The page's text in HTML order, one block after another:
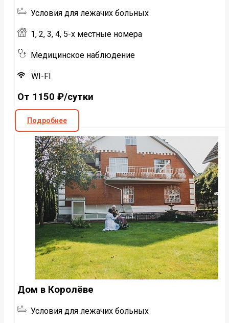
Условия для лежачих больных
1, 2, 3, 4, 5-х местные номера
Медицинское наблюдение
WI-FI
От 1150 ₽/сутки
Подробнее
Дом в Королёве
Условия для лежачих больных